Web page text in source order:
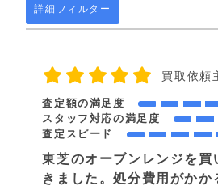
詳細フィルター
買取依頼
査定額の満足度
スタッフ対応の満足度
査定スピード
東芝のオーブンレンジを買
きました。処分費用がかか